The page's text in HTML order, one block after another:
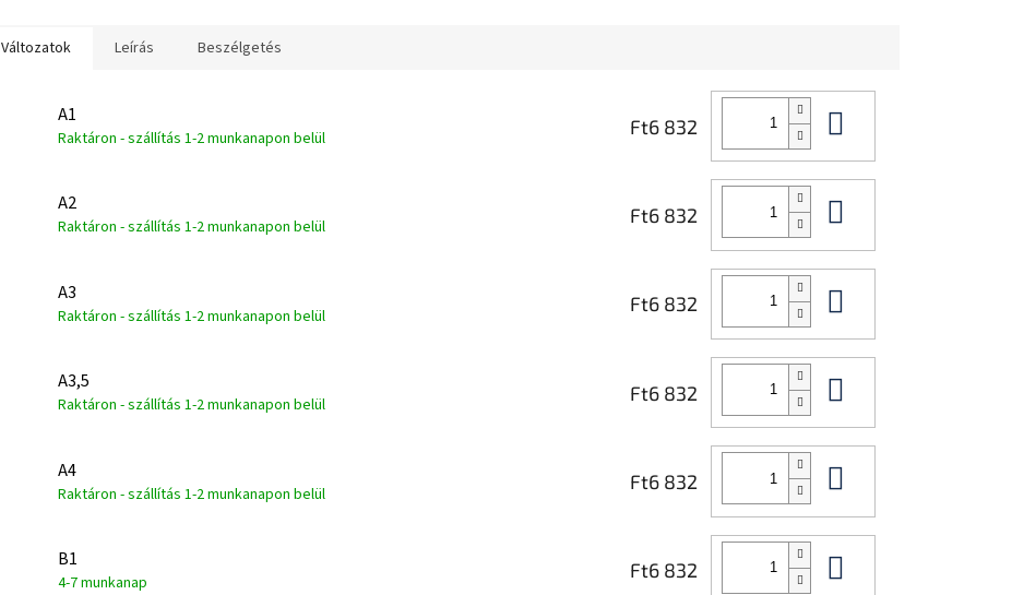
Változatok Leírás Beszélgetés
A1
Raktáron - szállítás 1-2 munkanapon belül
Ft6 832
A2
Raktáron - szállítás 1-2 munkanapon belül
Ft6 832
A3
Raktáron - szállítás 1-2 munkanapon belül
Ft6 832
A3,5
Raktáron - szállítás 1-2 munkanapon belül
Ft6 832
A4
Raktáron - szállítás 1-2 munkanapon belül
Ft6 832
B1
4-7 munkanap
Ft6 832